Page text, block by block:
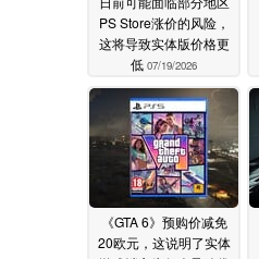
PS Store涨价的风险，
这将导致实体版价格更
低 07/19/2026
《GTA 6》预购价减免
20欧元，这说明了实体